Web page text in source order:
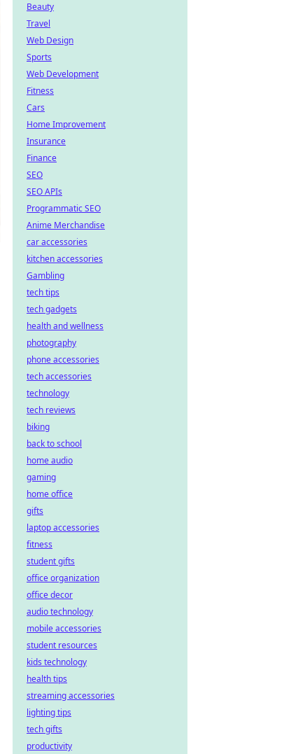
Beauty
Travel
Web Design
Sports
Web Development
Fitness
Cars
Home Improvement
Insurance
Finance
SEO
SEO APIs
Programmatic SEO
Anime Merchandise
car accessories
kitchen accessories
Gambling
tech tips
tech gadgets
health and wellness
photography
phone accessories
tech accessories
technology
tech reviews
biking
back to school
home audio
gaming
home office
gifts
laptop accessories
fitness
student gifts
office organization
office decor
audio technology
mobile accessories
student resources
kids technology
health tips
streaming accessories
lighting tips
tech gifts
productivity